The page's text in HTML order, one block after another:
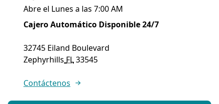
Abre el Lunes a las 7:00 AM
Cajero Automático Disponible 24/7
32745 Eiland Boulevard
Zephyrhills FL33545
Contáctenos